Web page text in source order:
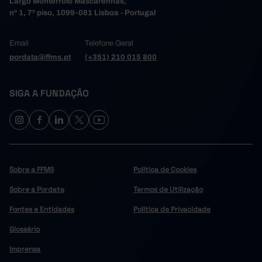
nº 1, 7º piso, 1099-081 Lisboa - Portugal
Email
pordata@ffms.pt
Telefone Geral
(+351) 210 015 800
SIGA A FUNDAÇÃO
Sobre a FFMS
Sobre a Pordata
Fontes e Entidades
Glossário
Imprensa
Política de Cookies
Termos de Utilização
Política de Privacidade